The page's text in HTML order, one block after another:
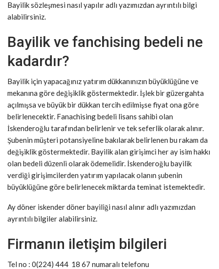
Bayilik sözleşmesi nasıl yapılır adlı yazımızdan ayrıntılı bilgi
alabilirsiniz.
Bayilik ve fanchising bedeli ne
kadardır?
Bayilik için yapacağınız yatırım dükkanınızın büyüklüğüne ve
mekanına göre değişiklik göstermektedir. İşlek bir güzergahta
açılmışsa ve büyük bir dükkan tercih edilmişse fiyat ona göre
belirlenecektir. Fanachising bedeli lisans sahibi olan
İskenderoğlu tarafından belirlenir ve tek seferlik olarak alınır.
Şubenin müşteri potansiyeline bakılarak belirlenen bu rakam da
değişiklik göstermektedir. Bayilik alan girişimci her ay isim hakkı
olan bedeli düzenli olarak ödemelidir. İskenderoğlu bayilik
verdiği girişimcilerden yatırım yapılacak olanın şubenin
büyüklüğüne göre belirlenecek miktarda teminat istemektedir.
Ay döner iskender döner bayiliği nasıl alınır adlı yazımızdan
ayrıntılı bilgiler alabilirsiniz.
Firmanın iletişim bilgileri
Tel no : 0(224) 444 18 67 numaralı telefonu